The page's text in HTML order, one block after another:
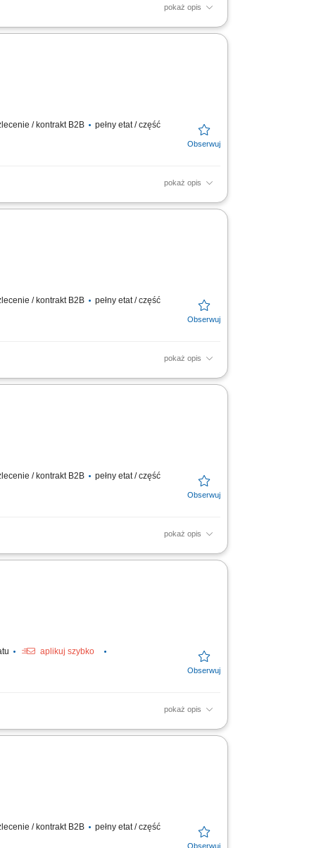
pokaż opis
choroby; Nadzór i koordynacja
/ kontrakt B2B
pełny etat / część
pokaż opis
Wdrażanie i monitorowanie procedur
/ kontrakt B2B
pełny etat / część
pokaż opis
Wdrażanie i monitorowanie procedur
/ kontrakt B2B
pełny etat / część
pokaż opis
Wdrażanie i monitorowanie procedur
aplikuj szybko
pokaż opis
przez schyłkową niewydolność nerek, aż
/ kontrakt B2B
pełny etat / część